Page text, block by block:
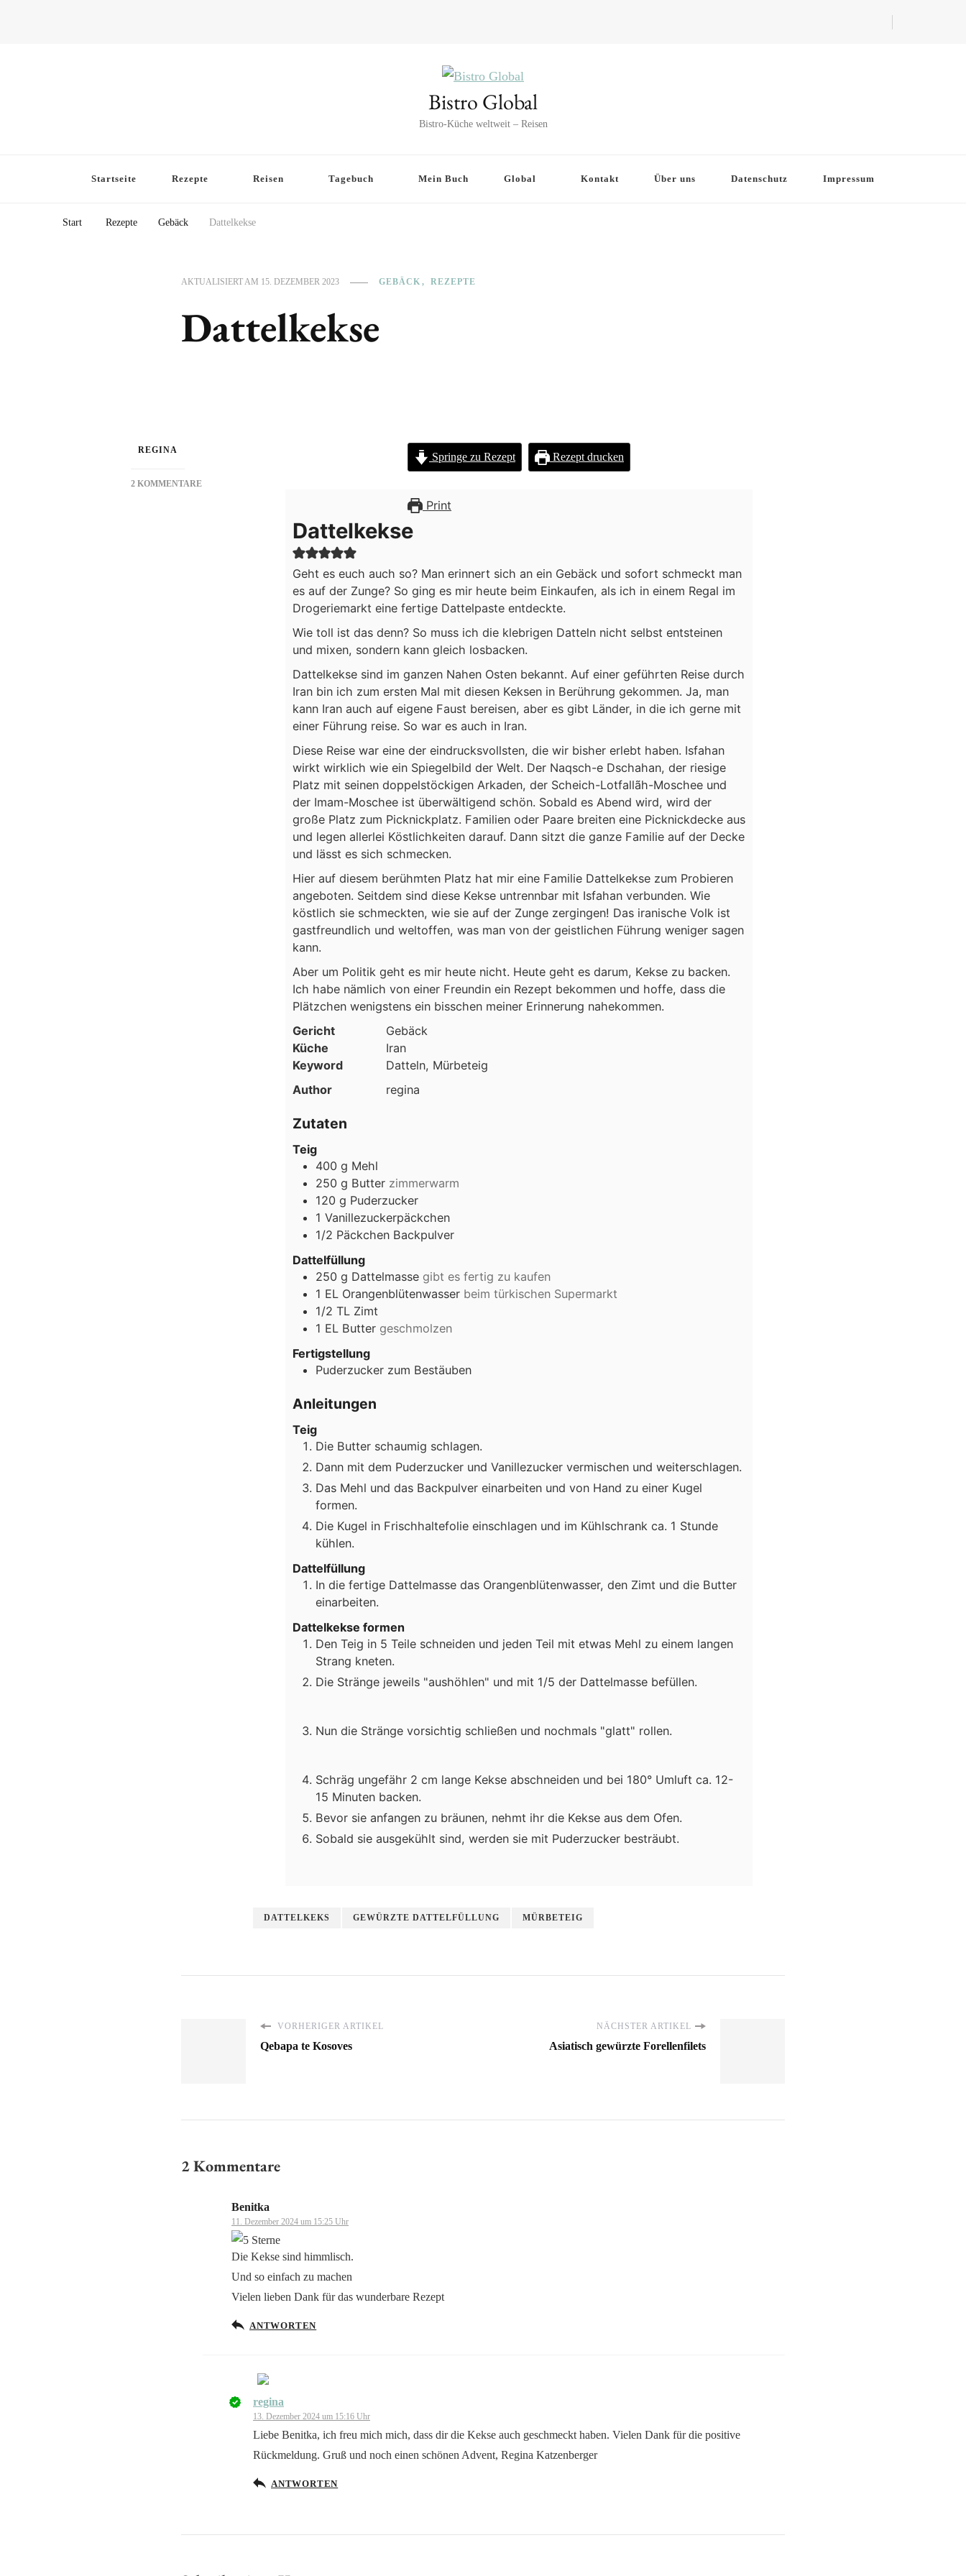
Bistro Global
Bistro-Küche weltweit – Reisen
Startseite Rezepte Reisen Tagebuch Mein Buch Global Kontakt Über uns Datenschutz Impressum
Start Rezepte Gebäck Dattelkekse
AKTUALISIERT AM 15. DEZEMBER 2023 GEBÄCK REZEPTE
Dattelkekse
REGINA
2 KOMMENTARE
Springe zu Rezept Rezept drucken
Print
Dattelkekse
Geht es euch auch so? Man erinnert sich an ein Gebäck und sofort schmeckt man
es auf der Zunge? So ging es mir heute beim Einkaufen, als ich in einem Regal im
Drogeriemarkt eine fertige Dattelpaste entdeckte.
Wie toll ist das denn? So muss ich die klebrigen Datteln nicht selbst entsteinen
und mixen, sondern kann gleich losbacken.
Dattelkekse sind im ganzen Nahen Osten bekannt. Auf einer geführten Reise durch
Iran bin ich zum ersten Mal mit diesen Keksen in Berührung gekommen. Ja, man
kann Iran auch auf eigene Faust bereisen, aber es gibt Länder, in die ich gerne mit
einer Führung reise. So war es auch in Iran.
Diese Reise war eine der eindrucksvollsten, die wir bisher erlebt haben. Isfahan
wirkt wirklich wie ein Spiegelbild der Welt. Der Naqsch-e Dschahan, der riesige
Platz mit seinen doppelstöckigen Arkaden, der Scheich-Lotfallãh-Moschee und
der Imam-Moschee ist überwältigend schön. Sobald es Abend wird, wird der
große Platz zum Picknickplatz. Familien oder Paare breiten eine Picknickdecke aus
und legen allerlei Köstlichkeiten darauf. Dann sitzt die ganze Familie auf der Decke
und lässt es sich schmecken.
Hier auf diesem berühmten Platz hat mir eine Familie Dattelkekse zum Probieren
angeboten. Seitdem sind diese Kekse untrennbar mit Isfahan verbunden. Wie
köstlich sie schmeckten, wie sie auf der Zunge zergingen! Das iranische Volk ist
gastfreundlich und weltoffen, was man von der geistlichen Führung weniger sagen
kann.
Aber um Politik geht es mir heute nicht. Heute geht es darum, Kekse zu backen.
Ich habe nämlich von einer Freundin ein Rezept bekommen und hoffe, dass die
Plätzchen wenigstens ein bisschen meiner Erinnerung nahekommen.
Gericht
Gebäck
Küche
Iran
Keyword
Datteln, Mürbeteig
Author
regina
Zutaten
Teig
400 g Mehl
250 g Butter zimmerwarm
120 g Puderzucker
1 Vanillezuckerpäckchen
1/2 Päckchen Backpulver
Dattelfüllung
250 g Dattelmasse gibt es fertig zu kaufen
1 EL Orangenblütenwasser beim türkischen Supermarkt
1/2 TL Zimt
1 EL Butter geschmolzen
Fertigstellung
Puderzucker zum Bestäuben
Anleitungen
Teig
Die Butter schaumig schlagen.
Dann mit dem Puderzucker und Vanillezucker vermischen und weiterschlagen.
Das Mehl und das Backpulver einarbeiten und von Hand zu einer Kugel
formen.
Die Kugel in Frischhaltefolie einschlagen und im Kühlschrank ca. 1 Stunde
kühlen.
Dattelfüllung
In die fertige Dattelmasse das Orangenblütenwasser, den Zimt und die Butter
einarbeiten.
Dattelkekse formen
Den Teig in 5 Teile schneiden und jeden Teil mit etwas Mehl zu einem langen
Strang kneten.
Die Stränge jeweils "aushöhlen" und mit 1/5 der Dattelmasse befüllen.
Nun die Stränge vorsichtig schließen und nochmals "glatt" rollen.
Schräg ungefähr 2 cm lange Kekse abschneiden und bei 180° Umluft ca. 12-
15 Minuten backen.
Bevor sie anfangen zu bräunen, nehmt ihr die Kekse aus dem Ofen.
Sobald sie ausgekühlt sind, werden sie mit Puderzucker besträubt.
DATTELKEKS GEWÜRZTE DATTELFÜLLUNG MÜRBETEIG
VORHERIGER ARTIKEL
Qebapa te Kosoves
NÄCHSTER ARTIKEL
Asiatisch gewürzte Forellenfilets
2 Kommentare
Benitka
11. Dezember 2024 um 15:25 Uhr
Die Kekse sind himmlisch.
Und so einfach zu machen
Vielen lieben Dank für das wunderbare Rezept
ANTWORTEN
Das „Echte-Person“-Abzeichen!
Anti-Spam von CleanTalk
regina
13. Dezember 2024 um 15:16 Uhr
Liebe Benitka, ich freu mich mich, dass dir die Kekse auch geschmeckt haben. Vielen Dank für die positive
Rückmeldung. Gruß und noch einen schönen Advent, Regina Katzenberger
ANTWORTEN